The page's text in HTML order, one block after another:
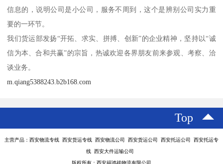
信息的，说明公司是小公司，服务不周到，这个是辨别公司实力重
要的一环节。
我们货运部发扬“开拓、求实、拼搏、创新”的企业精神，坚持以“诚
信为本、合和共赢”的宗旨，热诚欢迎各界朋友前来参观、考察、洽
谈业务。
m.qiang5388243.b2b168.com
Top
主营产品：西安物流专线 西安货运专线 西安物流公司 西安货运公司 西安托运公司 西安托运专
线 西安大件运输公司